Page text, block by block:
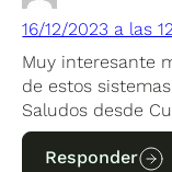
16/12/2023 a las
Muy interesante
de estos
Saludos desde
Responder